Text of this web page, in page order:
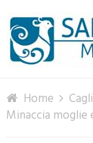
Home
Minaccia moglie